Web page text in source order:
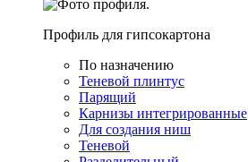
Профиль для гипсокартона
По назначению
Теневой плинтус
Парящий
Карнизы интегрированные
Для создания ниш
Теневой